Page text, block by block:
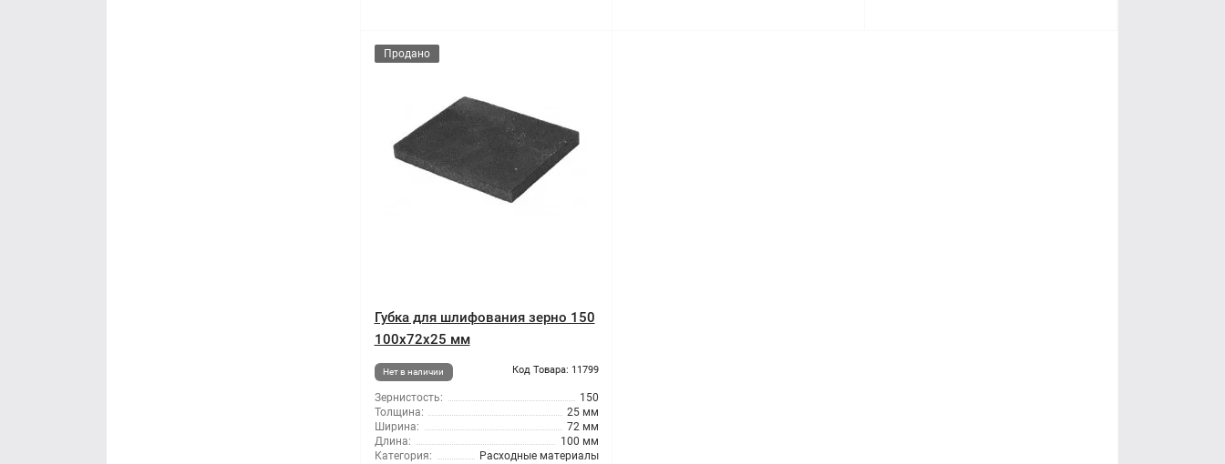
Продано
Губка для шлифования зерно 150
100x72x25 мм
Нет в наличии Код Товара: 11799
Зернистость:
150
Толщина:
25 мм
Ширина:
72 мм
Длина:
100 мм
Категория:
Расходные материалы